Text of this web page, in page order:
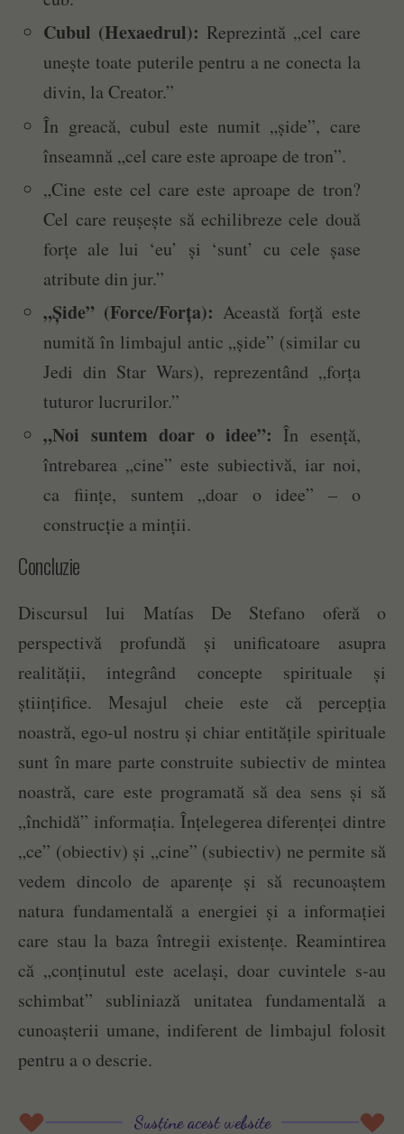
Cubul (Hexaedrul): Reprezintă „cel care
unește toate puterile pentru a ne conecta la
divin, la Creator.”
În greacă, cubul este numit „șide”, care
înseamnă „cel care este aproape de tron”.
„Cine este cel care este aproape de tron?
Cel care reușește să echilibreze cele două
forțe ale lui ‘eu’ și ‘sunt’ cu cele șase
atribute din jur.”
„Șide” (Force/Forța): Această forță este
numită în limbajul antic „șide” (similar cu
Jedi din Star Wars), reprezentând „forța
tuturor lucrurilor.”
„Noi suntem doar o idee”: În esență,
întrebarea „cine” este subiectivă, iar noi,
ca ființe, suntem „doar o idee” – o
construcție a minții.
Concluzie
Discursul lui Matías De Stefano oferă o
perspectivă profundă și unificatoare asupra
realității, integrând concepte spirituale și
științifice. Mesajul cheie este că percepția
noastră, ego-ul nostru și chiar entitățile spirituale
sunt în mare parte construite subiectiv de mintea
noastră, care este programată să dea sens și să
„închidă” informația. Înțelegerea diferenței dintre
„ce” (obiectiv) și „cine” (subiectiv) ne permite să
vedem dincolo de aparențe și să recunoaștem
natura fundamentală a energiei și a informației
care stau la baza întregii existențe. Reamintirea
că „conținutul este același, doar cuvintele s-au
schimbat” subliniază unitatea fundamentală a
cunoașterii umane, indiferent de limbajul folosit
pentru a o descrie.
Susține acest website